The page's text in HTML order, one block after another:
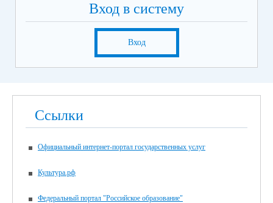
Вход в систему
Вход
Ссылки
Официальный интернет-портал государственных услуг
Культура.рф
Федеральный портал "Российское образование"